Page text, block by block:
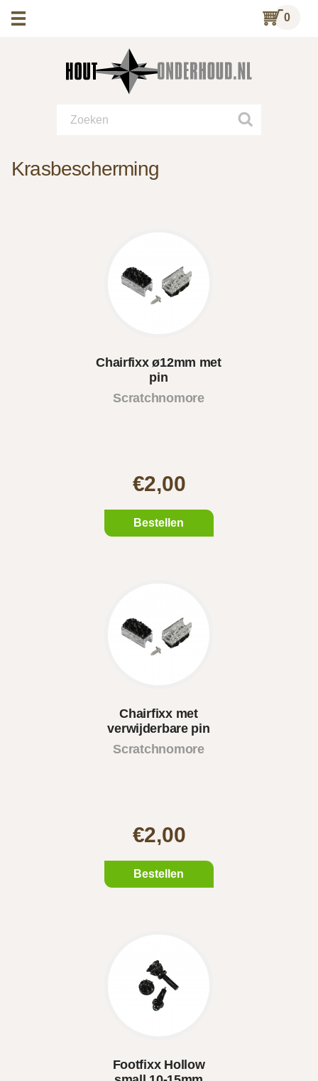
Krasbescherming
Chairfixx ø12mm met
pin
Scratchnomore
€2,00
Bestellen
Chairfixx met
verwijderbare pin
Scratchnomore
€2,00
Bestellen
Footfixx Hollow
0